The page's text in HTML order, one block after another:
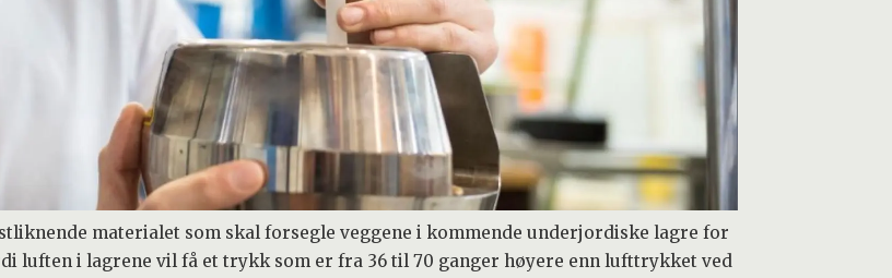
materialet som skal forsegle veggene i kommende underjordiske lagre for
luften i lagrene vil få et trykk som er fra 36 til 70 ganger høyere enn lufttrykket ved